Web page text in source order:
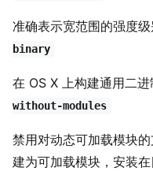
准确表示宽范围的强度级
binary
在 OS X 上构建通用二
without-modules
禁用对动态可加载模块
建为可加载模块，安装